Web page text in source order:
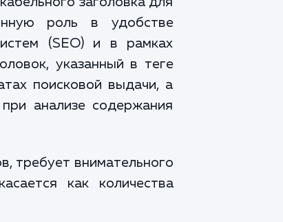
роль в удобстве
(SEO) и в рамках
указанный в теге
поисковой выдачи, а
анализе содержания
требует внимательного
как количества